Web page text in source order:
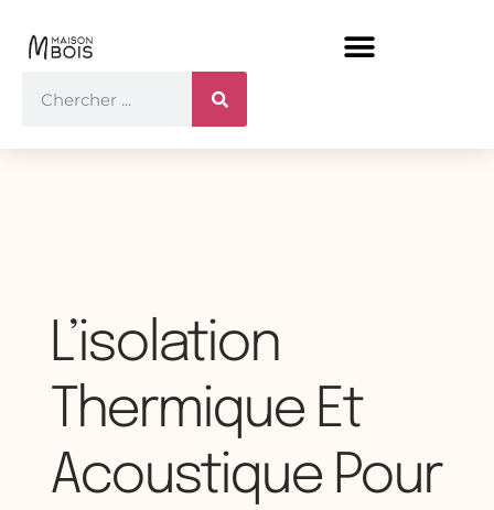
L’isolation
Thermique Et
Acoustique Pour